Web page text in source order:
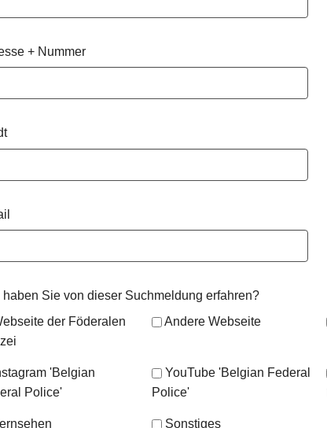
+ Nummer
haben Sie von dieser Suchmeldung erfahren?
der Föderalen
Andere Webseite
'Belgian
Police'
YouTube 'Belgian Federal
Police'
Sonstiges